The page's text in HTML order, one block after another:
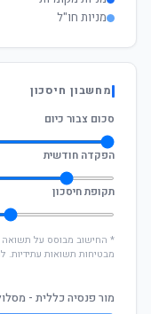
מניות חו"ל
מחשבון חיסכון
סכום צבור כיום
הפקדה חודשית
תקופת חיסכון
מבטיחות תשואות
מור פנסיה כללית - מסלול לבני